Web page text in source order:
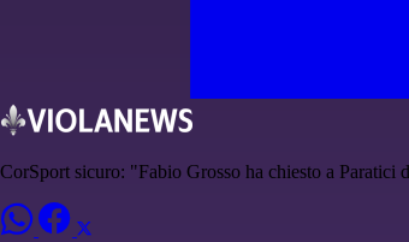
CorSport sicuro: "Fabio Grosso ha chiesto a Paratici